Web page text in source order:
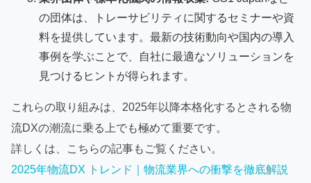
の団体は、トレーサビリティに関するセミナーや資
料を提供しています。最新の技術動向や国内の導入
事例を学ぶことで、自社に最適なソリューションを
見つけるヒントが得られます。
これらの取り組みは、2025年以降本格化するとされる物
流DXの潮流に乗る上でも極めて重要です。
詳しくは、こちらの記事もご覧ください。
2025年物流DX トレンド｜物流業界への衝撃を徹底解説